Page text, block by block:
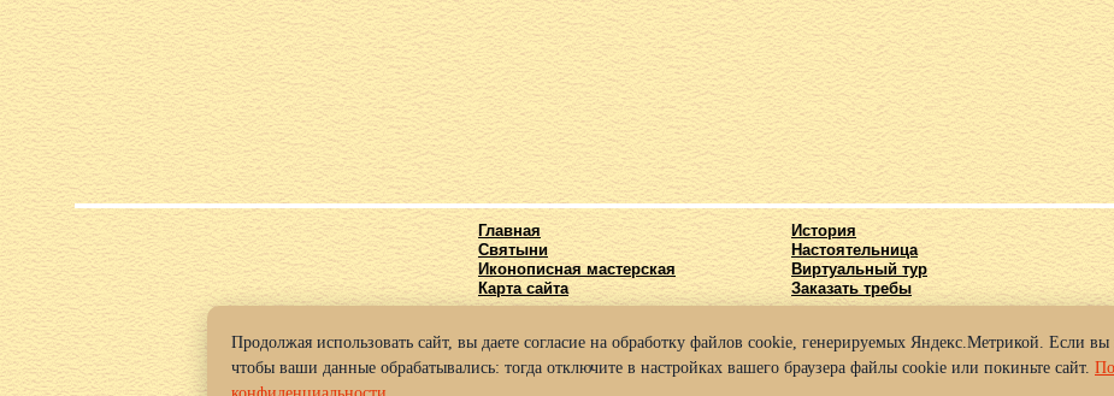
Главная
История
Святыни
Настоятельница
Иконописная мастерская
Виртуальный тур
Карта сайта
Заказать требы
© 2016-2025 Архиерейское подворье храма во имя Святых Кирилла и Мефодия г. Нижний
Политика конфиденциальности
Продолжая использовать сайт, вы даете согласие на обработку файлов cookie, генерируемых Яндекс.Метрикой. Если вы
чтобы ваши данные обрабатывались: тогда отключите в настройках вашего браузера файлы cookie или покиньте сайт.